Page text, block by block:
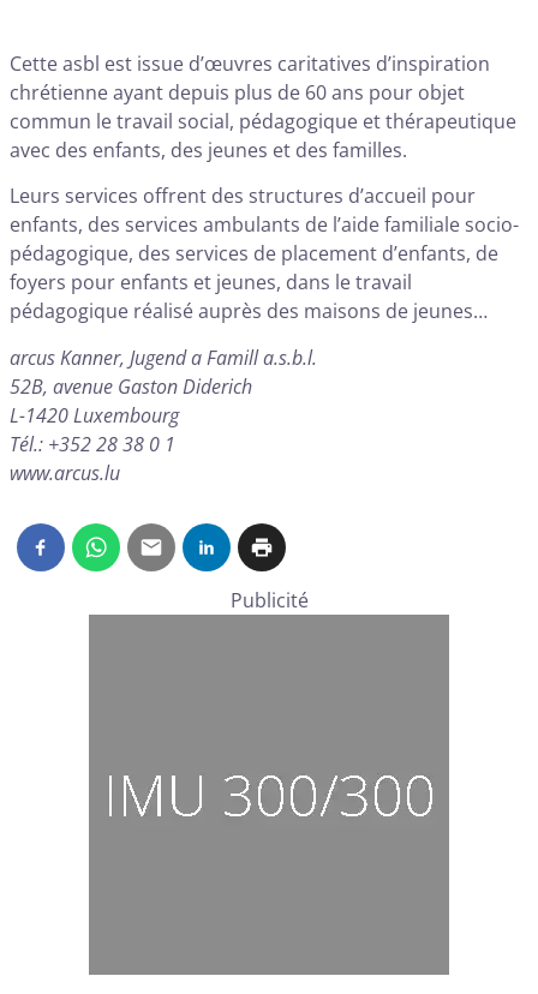
Cette asbl est issue d’œuvres caritatives d’inspiration
chrétienne ayant depuis plus de 60 ans pour objet
commun le travail social, pédagogique et thérapeutique
avec des enfants, des jeunes et des familles.
Leurs services offrent des structures d’accueil pour
enfants, des services ambulants de l’aide familiale socio-
pédagogique, des services de placement d’enfants, de
foyers pour enfants et jeunes, dans le travail
pédagogique réalisé auprès des maisons de jeunes…
arcus Kanner, Jugend a Famill a.s.b.l.
52B, avenue Gaston Diderich
L-1420 Luxembourg
Tél.: +352 28 38 0 1
www.arcus.lu
Publicité